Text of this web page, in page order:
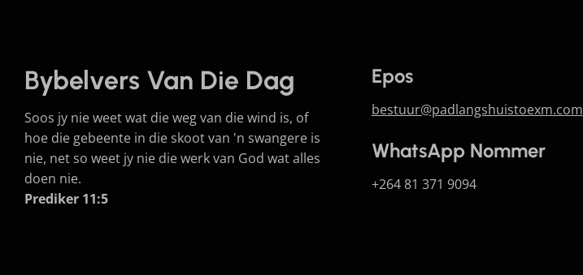
Bybelvers Van Die Dag
Soos jy nie weet wat die weg van die wind is, of
hoe die gebeente in die skoot van 'n swangere is
nie, net so weet jy nie die werk van God wat alles
doen nie.
Prediker 11:5
Epos
bestuur@padlangshuistoexm.com
WhatsApp Nommer
+264 81 371 9094